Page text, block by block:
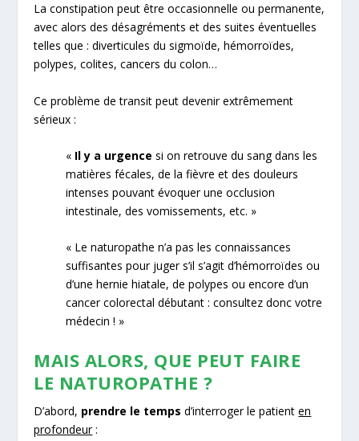
La constipation peut être occasionnelle ou permanente,
avec alors des désagréments et des suites éventuelles
telles que : diverticules du sigmoïde, hémorroïdes,
polypes, colites, cancers du colon…
Ce problème de transit peut devenir extrêmement
sérieux :
« Il y a urgence si on retrouve du sang dans les
matières fécales, de la fièvre et des douleurs
intenses pouvant évoquer une occlusion
intestinale, des vomissements, etc. »
« Le naturopathe n’a pas les connaissances
suffisantes pour juger s’il s’agit d’hémorroïdes ou
d’une hernie hiatale, de polypes ou encore d’un
cancer colorectal débutant : consultez donc votre
médecin ! »
MAIS ALORS, QUE PEUT FAIRE
LE NATUROPATHE ?
D’abord, prendre le temps d’interroger le patienten
profondeur: